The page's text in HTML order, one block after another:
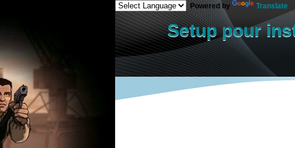
Powered by Translate
Setup pour